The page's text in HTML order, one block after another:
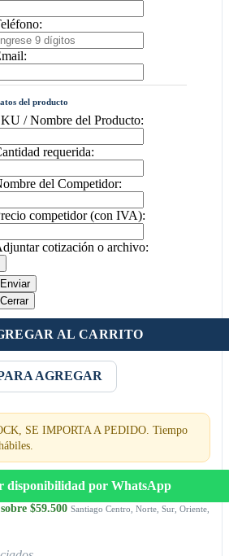
del producto
/ Nombre del Producto:
requerida:
del Competidor:
competidor (con IVA):
cotización o archivo:
Enviar
Cerrar
AL CARRITO
AGREGAR
SE IMPORTA A PEDIDO. Tiempo
disponibilidad por WhatsApp
$59.500 Santiago Centro, Norte, Sur, Oriente,